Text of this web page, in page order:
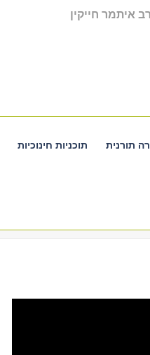
איתמר חייקין
תורנית תוכניות חינוכיות